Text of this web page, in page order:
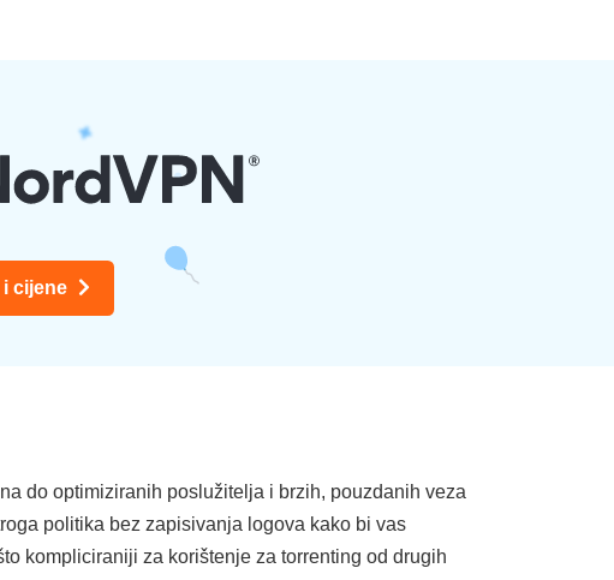
i cijene
do optimiziranih poslužitelja i brzih, pouzdanih veza
politika bez zapisivanja logova kako bi vas
kompliciraniji za korištenje za torrenting od drugih